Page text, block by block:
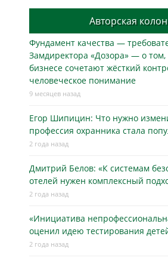
Авторская
Фундамент качества —
Замдиректора «Дозора» — о том,
бизнесe сочетают жёсткий
человеческое понимание
9 месяцев назад
Егор Шипицин: Что нужно
профессия охранника стала
2 года назад
Дмитрий Белов: «К системам
отелей нужен комплексный
2 года назад
«Инициатива
оценил идею тестирования
2 года назад